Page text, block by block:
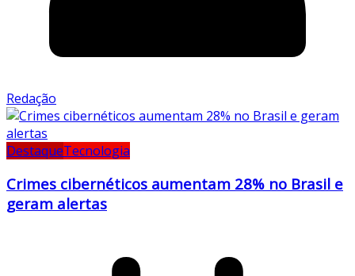
Redação
DestaqueTecnologia
Crimes cibernéticos aumentam 28% no Brasil e
geram alertas